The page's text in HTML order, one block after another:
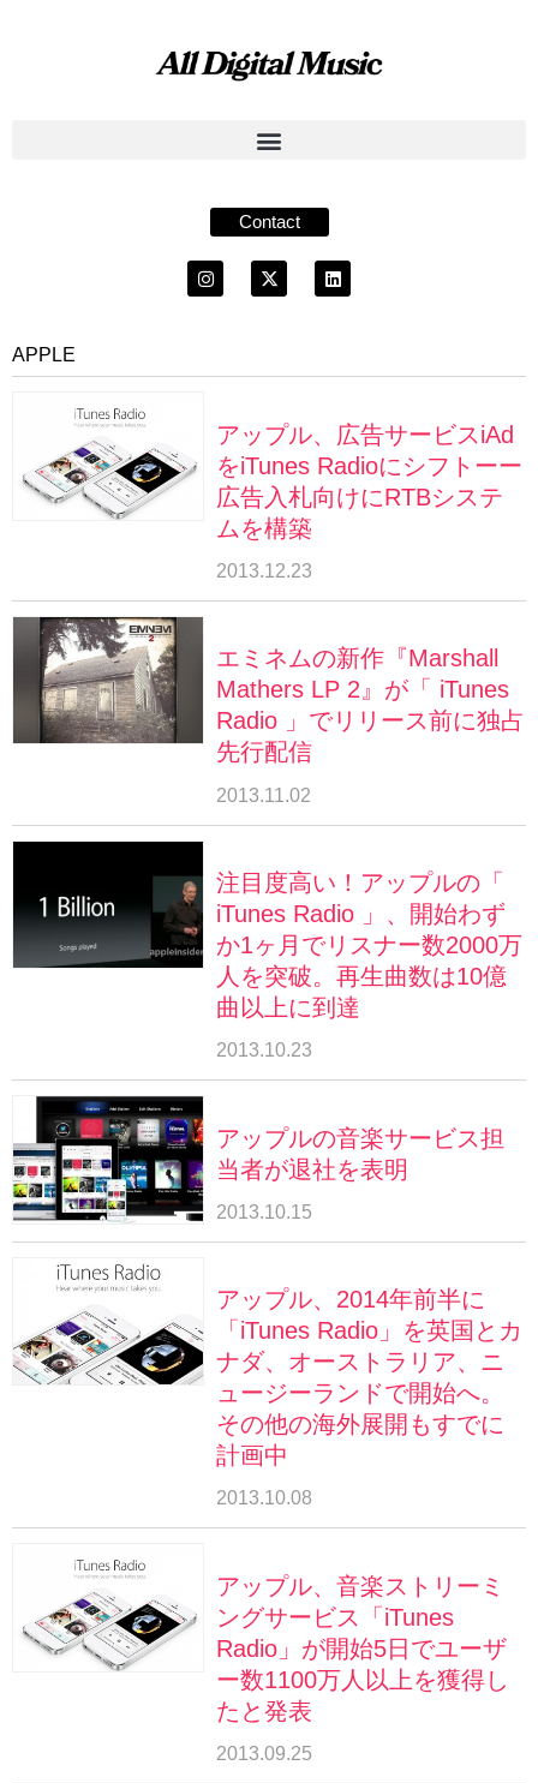
Contact
APPLE
アップル、広告サービスiAd
をiTunes Radioにシフトーー
広告入札向けにRTBシステ
ムを構築
2013.12.23
エミネムの新作『Marshall
Mathers LP 2』が「 iTunes
Radio 」でリリース前に独占
先行配信
2013.11.02
注目度高い！アップルの「
iTunes Radio 」、開始わず
か1ヶ月でリスナー数2000万
人を突破。再生曲数は10億
曲以上に到達
2013.10.23
アップルの音楽サービス担
当者が退社を表明
2013.10.15
アップル、2014年前半に
「iTunes Radio」を英国とカ
ナダ、オーストラリア、ニ
ュージーランドで開始へ。
その他の海外展開もすでに
計画中
2013.10.08
アップル、音楽ストリーミ
ングサービス「iTunes
Radio」が開始5日でユーザ
ー数1100万人以上を獲得し
たと発表
2013.09.25